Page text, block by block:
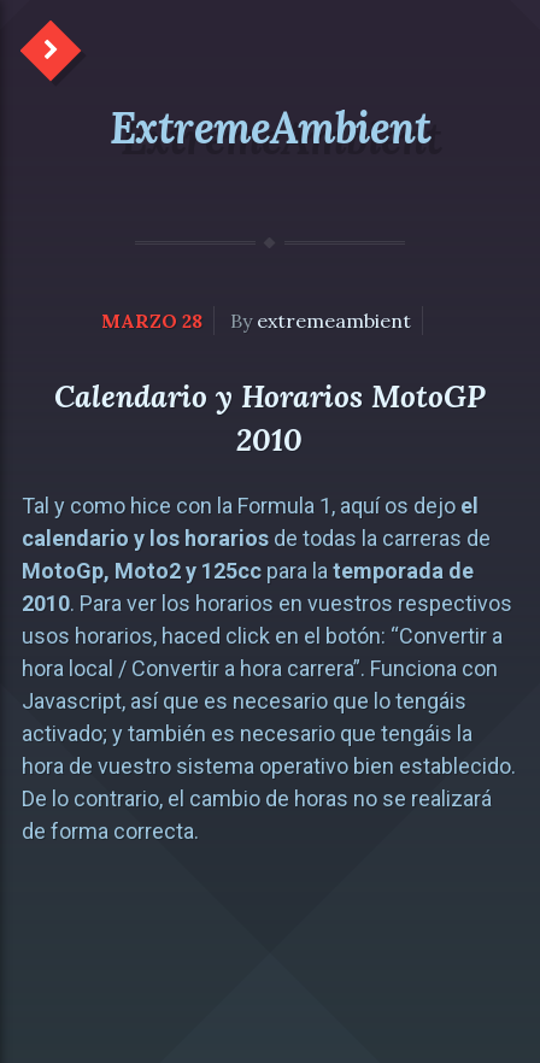
ExtremeAmbient
MARZO 28 By extremeambient
Calendario y Horarios MotoGP
2010
Tal y como hice con la Formula 1, aquí os dejo el
calendario y los horariosde todas la carreras de
MotoGp, Moto2 y 125ccpara la temporada de
2010. Para ver los horarios en vuestros respectivos
usos horarios, haced click en el botón: “Convertir a
hora local / Convertir a hora carrera”. Funciona con
Javascript, así que es necesario que lo tengáis
activado; y también es necesario que tengáis la
hora de vuestro sistema operativo bien establecido.
De lo contrario, el cambio de horas no se realizará
de forma correcta.